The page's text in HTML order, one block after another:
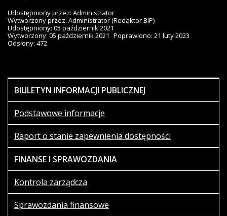
Udostępniony przez: Administrator
Wytworzony przez: Administrator(Redaktor BIP)
Udostępniony: 05 październik 2021
Wytworzony: 05 październik 2021 Poprawiono: 21 luty 2023
Odsłony: 472
BIULETYN INFORMACJI PUBLICZNEJ
Podstawowe informacje
Raport o stanie zapewnienia dostępności
FINANSE I SPRAWOZDANIA
Kontrola zarządcza
Sprawozdania finansowe